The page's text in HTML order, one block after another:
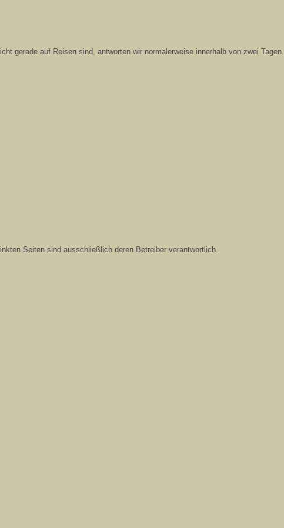
gerade auf Reisen sind, antworten wir normalerweise innerhalb von zwei Tagen.
Seiten sind ausschließlich deren Betreiber verantwortlich.